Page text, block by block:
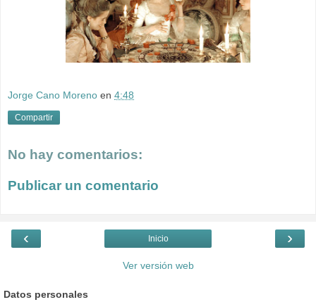
Jorge Cano Moreno en 4:48
Compartir
No hay comentarios:
Publicar un comentario
‹ ›
Inicio
Ver versión web
Datos personales